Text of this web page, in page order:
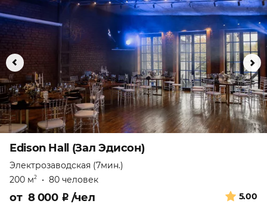
Edison Hall (Зал Эдисон)
Электрозаводская (7мин.)
200 м2 • 80 человек
5.00
от 8 000 ₽ /чел